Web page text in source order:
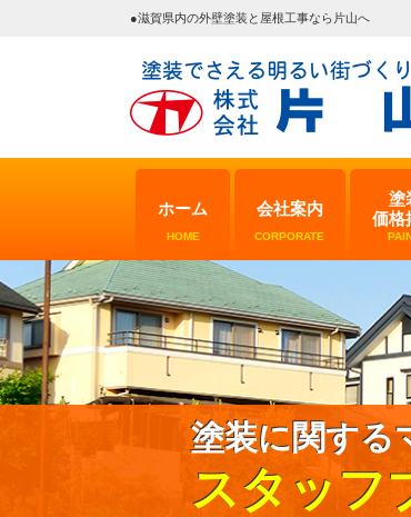
●滋賀県内の外壁塗装と屋根工事なら片山へ
ホーム
HOME
会社案内
CORPORATE
塗
価格
塗装に関する
スタッフ